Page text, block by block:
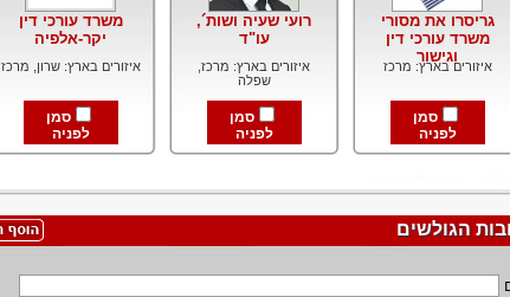
גריסרו את מסורי
משרד עורכי דין
וגישור
איזורים בארץ: מרכז
סמן
לפניה
רועי שעיה ושות´,
עו"ד
איזורים בארץ: מרכז,
שפלה
סמן
לפניה
משרד עורכי דין
יקר-אלפיה
איזורים בארץ: שרון, מרכז
סמן
לפניה
הגולשים